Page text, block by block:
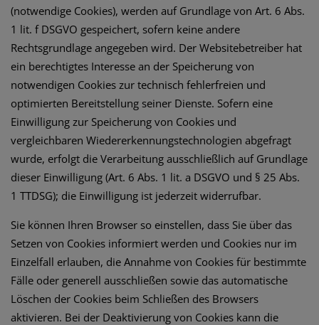
(notwendige Cookies), werden auf Grundlage von Art. 6 Abs.
1 lit. f DSGVO gespeichert, sofern keine andere
Rechtsgrundlage angegeben wird. Der Websitebetreiber hat
ein berechtigtes Interesse an der Speicherung von
notwendigen Cookies zur technisch fehlerfreien und
optimierten Bereitstellung seiner Dienste. Sofern eine
Einwilligung zur Speicherung von Cookies und
vergleichbaren Wiedererkennungstechnologien abgefragt
wurde, erfolgt die Verarbeitung ausschließlich auf Grundlage
dieser Einwilligung (Art. 6 Abs. 1 lit. a DSGVO und § 25 Abs.
1 TTDSG); die Einwilligung ist jederzeit widerrufbar.
Sie können Ihren Browser so einstellen, dass Sie über das
Setzen von Cookies informiert werden und Cookies nur im
Einzelfall erlauben, die Annahme von Cookies für bestimmte
Fälle oder generell ausschließen sowie das automatische
Löschen der Cookies beim Schließen des Browsers
aktivieren. Bei der Deaktivierung von Cookies kann die